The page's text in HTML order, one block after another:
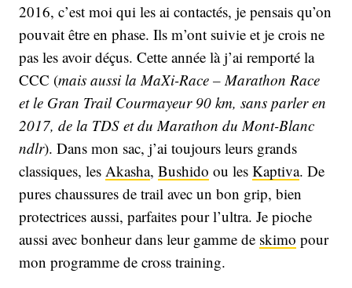
2016, c’est moi qui les ai contactés, je pensais qu’on
pouvait être en phase. Ils m’ont suivie et je crois ne
pas les avoir déçus. Cette année là j’ai remporté la
CCC (mais aussi la MaXi-Race – Marathon Race
et le Gran Trail Courmayeur 90 km, sans parler en
2017, de la TDS et du Marathon du Mont-Blanc
ndlr). Dans mon sac, j’ai toujours leurs grands
classiques, les Akasha, Bushido ou les Kaptiva. De
pures chaussures de trail avec un bon grip, bien
protectrices aussi, parfaites pour l’ultra. Je pioche
aussi avec bonheur dans leur gamme de skimo pour
mon programme de cross training.